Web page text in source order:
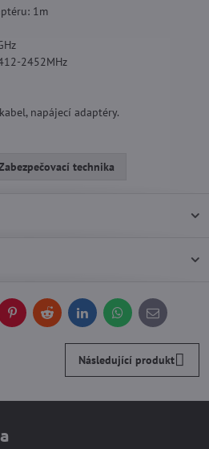
1m
2452MHz
napájecí adaptéry.
technika
PinterestReddit LinkedInWhatsApp
E-
mail
Následující produkt